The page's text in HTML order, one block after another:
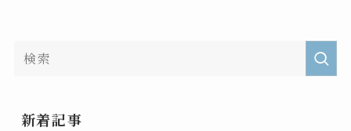
新着記事